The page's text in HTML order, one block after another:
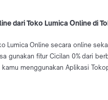
dari Toko Lumica Online di
Lumica Online secara online
gunakan fitur Cicilan 0% dari
menggunakan Aplikasi